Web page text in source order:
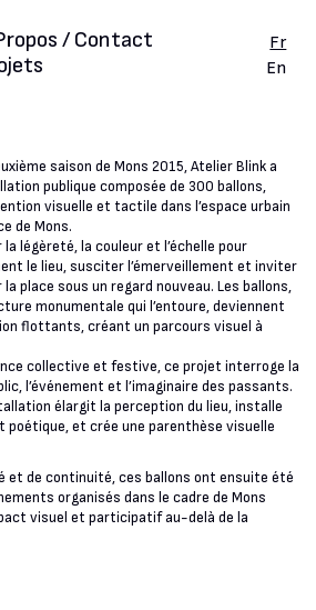
/ Contact
Fr
En
saison de Mons 2015, Atelier Blink a
publique composée de 300 ballons,
visuelle et tactile dans l’espace urbain
de Mons.
légèreté, la couleur et l’échelle pour
le lieu, susciter l’émerveillement et inviter
place sous un regard nouveau. Les ballons,
monumentale qui l’entoure, deviennent
flottants, créant un parcours visuel à
collective et festive, ce projet interroge la
l’événement et l’imaginaire des passants.
élargit la perception du lieu, installe
poétique, et crée une parenthèse visuelle
et de continuité, ces ballons ont ensuite été
organisés dans le cadre de Mons
visuel et participatif au-delà de la